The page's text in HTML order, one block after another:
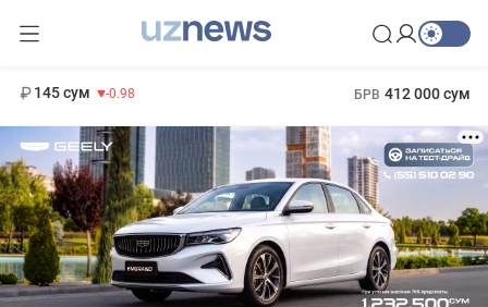
145 сум -0.98 БРВ 412 000 сум